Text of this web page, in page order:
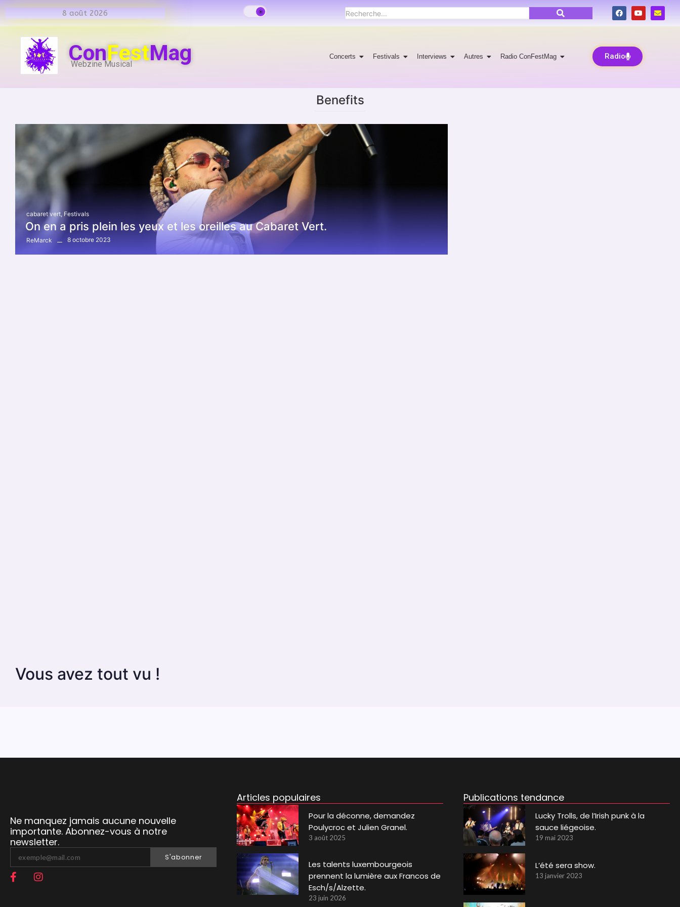
8 août 2026
ConFestMag
Webzine Musical
Concerts Festivals Interviews Autres Radio ConFestMag Radio
Benefits
cabaret vert Festivals
On en a pris plein les yeux et les oreilles au Cabaret Vert.
ReMarck 8 octobre 2023
Vous avez tout vu !
Ne manquez jamais aucune nouvelle
importante. Abonnez-vous à notre
newsletter.
S'abonner
Articles populaires
Pour la déconne, demandez
Poulycroc et Julien Granel.
3 août 2025
Les talents luxembourgeois
prennent la lumière aux Francos de
Esch/s/Alzette.
23 juin 2026
Publications tendance
Lucky Trolls, de l’Irish punk à la
sauce liégeoise.
19 mai 2023
L’été sera show.
13 janvier 2023